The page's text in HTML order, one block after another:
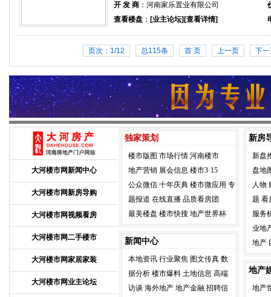
开 发 商 ：河南家乐置业有限公司
查看楼盘 ： [业主论坛] [查看详情]
页次：1/12 总115条 首 页 上一页 下一